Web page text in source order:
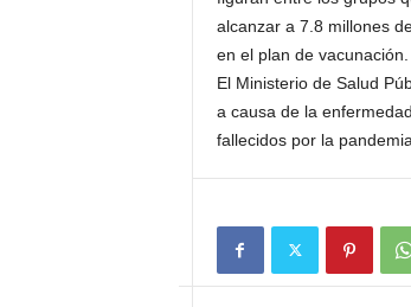
alcanzar a 7.8 millones
en el plan de vacunación.
El Ministerio de Salud
a causa de la
fallecidos por la